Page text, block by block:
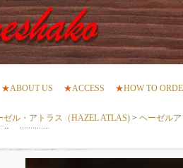
★ABOUT US ★ACCESS ★HOW TO
ゼル・アトラス（HAZEL ATLAS) > ヘーゼル